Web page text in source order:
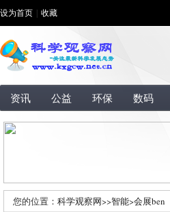
设为首页 收藏
资讯 公益 环保 数码
您的位置： 科学观察网>>智能>会展ben